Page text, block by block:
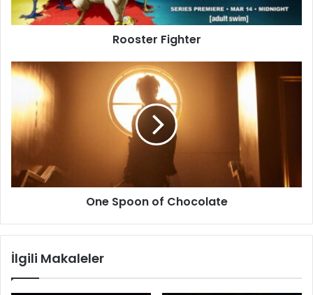
Rooster Fighter
One
Spoon
Chocolate
One Spoon of Chocolate
İlgili Makaleler